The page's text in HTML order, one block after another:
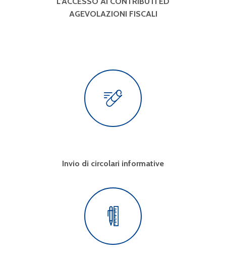
AGEVOLAZIONI FISCALI
Invio di circolari informative